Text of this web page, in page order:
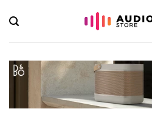
Inhalt
springen